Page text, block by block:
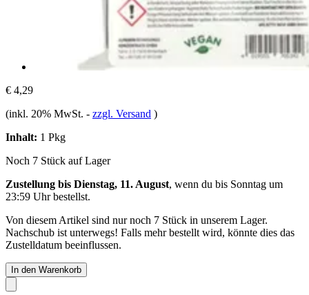
€ 4,29
(inkl. 20% MwSt. - zzgl. Versand )
Inhalt: 1 Pkg
Noch 7 Stück auf Lager
Zustellung bis Dienstag, 11. August, wenn du bis Sonntag um
23:59 Uhrbestellst.
Von diesem Artikel sind nur noch 7 Stück in unserem Lager.
Nachschub ist unterwegs! Falls mehr bestellt wird, könnte dies das
Zustelldatum beeinflussen.
In den Warenkorb